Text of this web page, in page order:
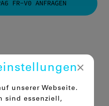
FR-V0 ANFRAGEN
unserer Webseite.
sind essenziell,